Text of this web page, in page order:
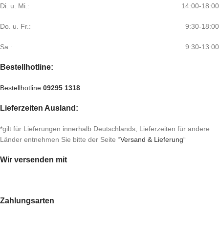
Di. u. Mi.: 14:00-18:00
Do. u. Fr.: 9:30-18:00
Sa.: 9:30-13:00
Bestellhotline:
Bestellhotline 09295 1318
Lieferzeiten Ausland:
*gilt für Lieferungen innerhalb Deutschlands, Lieferzeiten für andere
Länder entnehmen Sie bitte der Seite “Versand & Lieferung“
Wir versenden mit
Zahlungsarten